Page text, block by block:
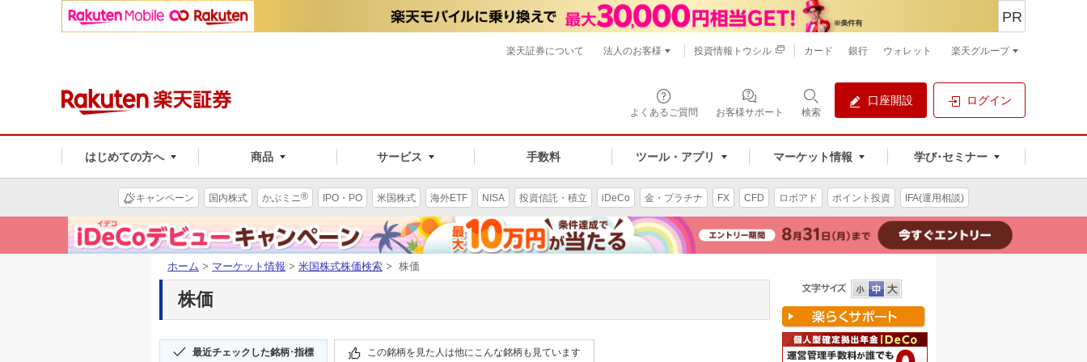
よくあるご質問 お客様サポート 検索
口座開設 ログイン
はじめての方へ 商品 サービス 手数料 ツール・アプリ マーケット情報 学び･セミナー
PR
楽天証券について 法人のお客様 投資情報トウシル カード 銀行 ウォレット 楽天グループ
キャンペーン 国内株式 かぶミニ® IPO・PO 米国株式 海外ETF NISA 投資信託・積立 iDeCo 金・プラチナ FX CFD ロボアド ポイント投資 IFA(運用相談)
ホーム > マーケット情報 > 米国株式株価検索 > 株価
株価
最近チェックした銘柄･指標 この銘柄を見た人は他にこんな銘柄も見ています